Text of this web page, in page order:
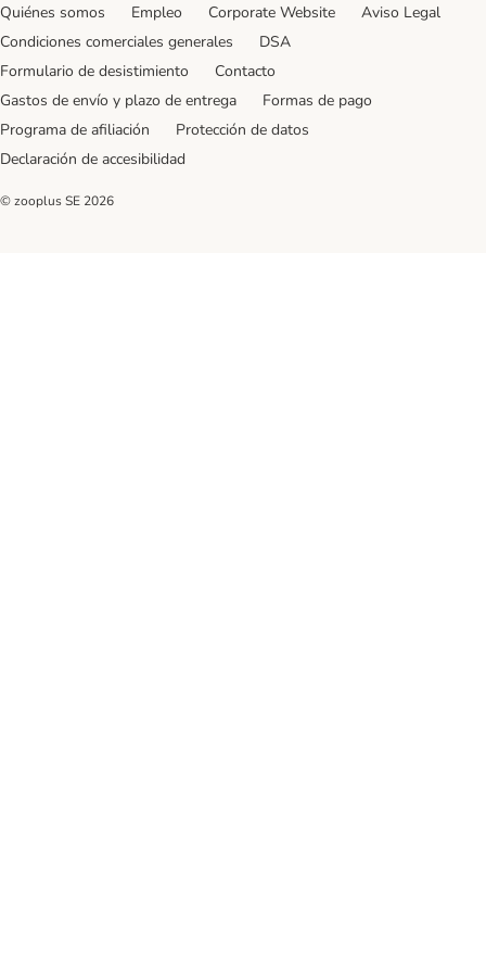
Quiénes somos Empleo Corporate Website
Aviso Legal
Condiciones comerciales generales
DSA
Formulario de desistimiento
Contacto
Gastos de envío y plazo de entrega
Formas de pago
Programa de afiliación
Protección de datos
Declaración de accesibilidad
© zooplus SE 2026